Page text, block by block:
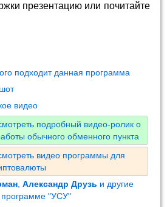
презентацию или почитайте
подходит данная программа
видео
подробный видео-ролик о
обычного обменного пункта
видео программы для
,Александр Друзь и другие
программе "УСУ"